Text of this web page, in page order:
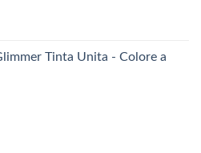
Tinta Unita - Colore a